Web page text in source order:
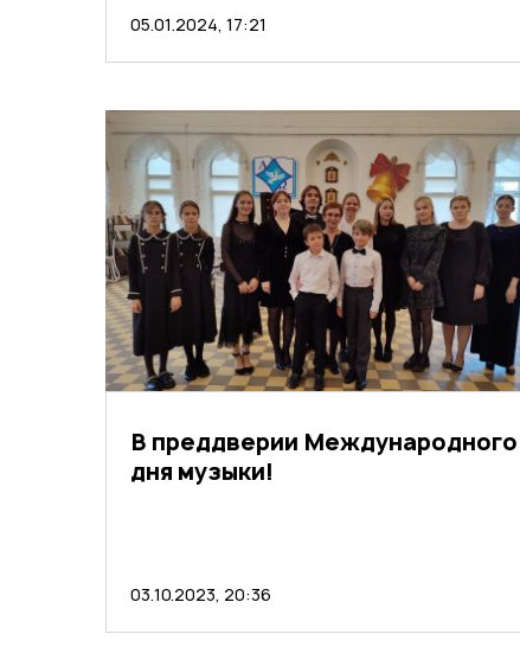
05.01.2024, 17:21
В преддверии Международного
дня музыки!
03.10.2023, 20:36